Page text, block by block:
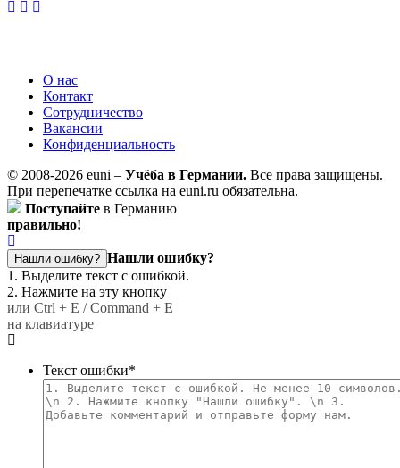
О нас
Контакт
Сотрудничество
Вакансии
Конфиденциальность
© 2008-2026 euni – Учёба в Германии. Все права защищены.
При перепечатке ссылка на euni.ru обязательна.
Поступайте в Германию
правильно!
Нашли ошибку? Нашли ошибку?
1. Выделите текст с ошибкой.
2. Нажмите на эту кнопку
или Ctrl + E / Command + E
на клавиатуре
Текст ошибки*